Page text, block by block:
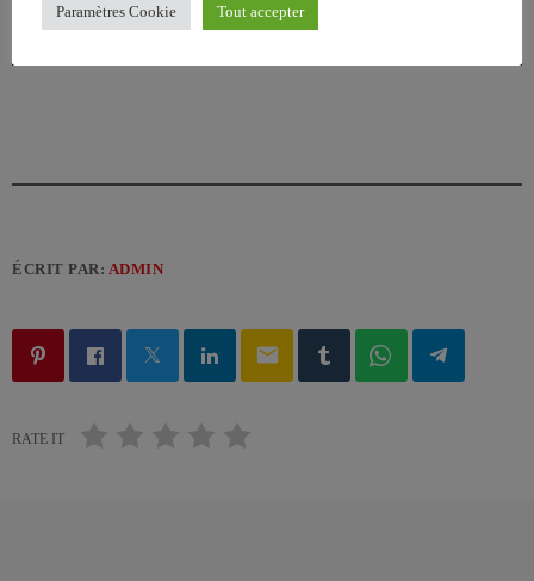
ÉCRIT PAR: ADMIN
email
RATE IT
Paramètres Cookie Tout accepter